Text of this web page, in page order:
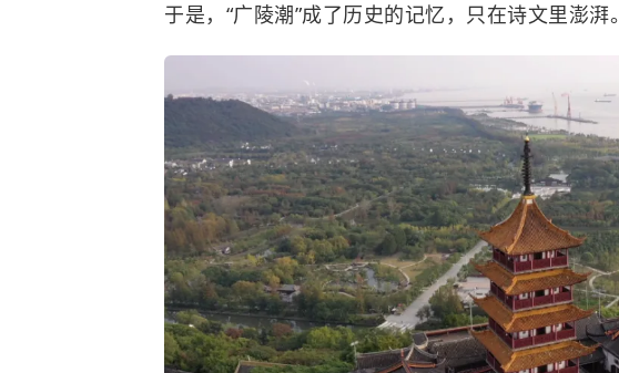
于是，“广陵潮”成了历史的记忆，只在诗文里澎湃。